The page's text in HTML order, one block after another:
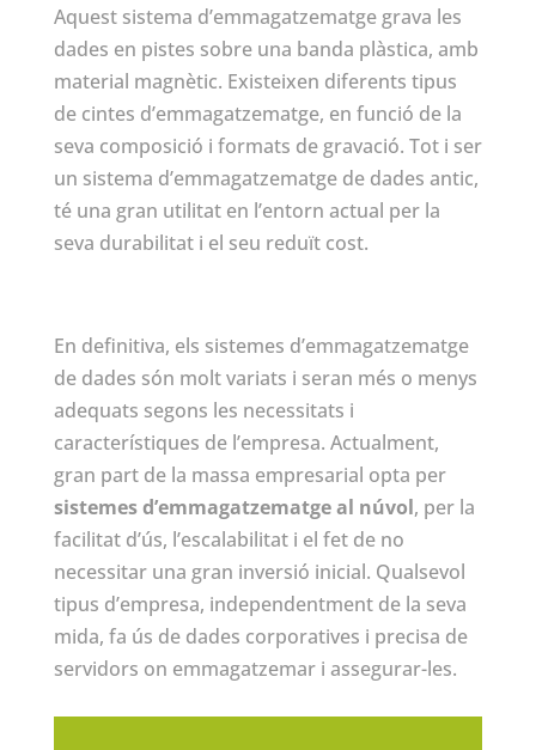
Aquest sistema d’emmagatzematge grava les
dades en pistes sobre una banda plàstica, amb
material magnètic. Existeixen diferents tipus
de cintes d’emmagatzematge, en funció de la
seva composició i formats de gravació. Tot i ser
un sistema d’emmagatzematge de dades antic,
té una gran utilitat en l’entorn actual per la
seva durabilitat i el seu reduït cost.
En definitiva, els sistemes d’emmagatzematge
de dades són molt variats i seran més o menys
adequats segons les necessitats i
característiques de l’empresa. Actualment,
gran part de la massa empresarial opta per
sistemes d’emmagatzematge al núvol, per la
facilitat d’ús, l’escalabilitat i el fet de no
necessitar una gran inversió inicial. Qualsevol
tipus d’empresa, independentment de la seva
mida, fa ús de dades corporatives i precisa de
servidors on emmagatzemar i assegurar-les.